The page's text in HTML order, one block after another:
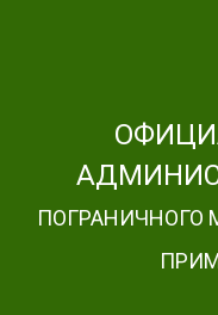
ПОГРАНИЧНОГО